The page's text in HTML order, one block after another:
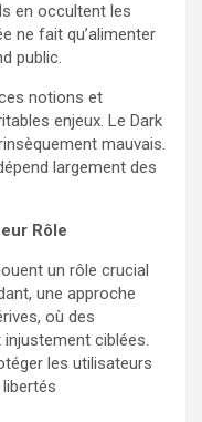
en occultent les
ne fait qu’alimenter
public.
notions et
enjeux. Le Dark
mauvais.
largement des
Rôle
un rôle crucial
une approche
où des
ciblées.
les utilisateurs